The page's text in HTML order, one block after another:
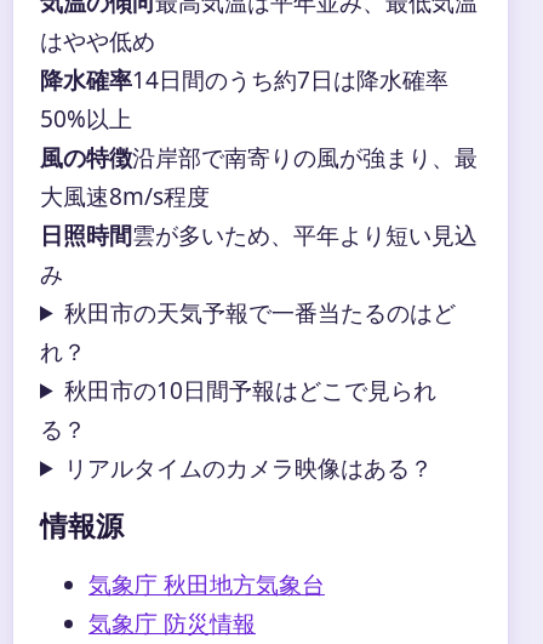
はやや低め
降水確率14日間のうち約7日は降水確率
50%以上
風の特徴沿岸部で南寄りの風が強まり、最
大風速8m/s程度
日照時間雲が多いため、平年より短い見込
み
秋田市の天気予報で一番当たるのはど
れ？
秋田市の10日間予報はどこで見られ
る？
リアルタイムのカメラ映像はある？
情報源
気象庁 秋田地方気象台
気象庁 防災情報